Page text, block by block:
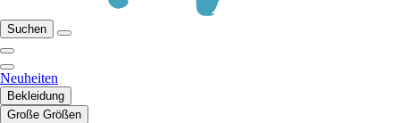
Suchen
Neuheiten
Bekleidung
Große Größen